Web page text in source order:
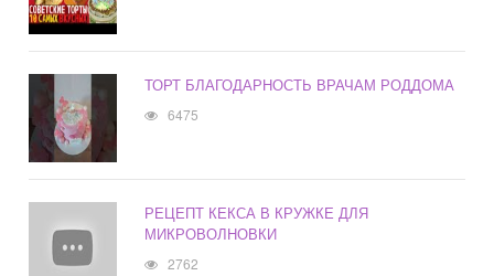
ТОРТ БЛАГОДАРНОСТЬ ВРАЧАМ РОДДОМА
6475
РЕЦЕПТ КЕКСА В КРУЖКЕ ДЛЯ
МИКРОВОЛНОВКИ
2762